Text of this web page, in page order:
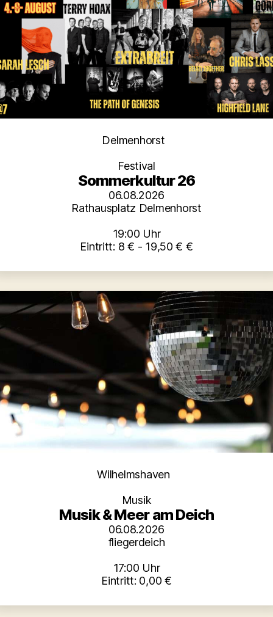
Kategorien
Delmenhorst
Festival
Sommerkultur 26
06.08.2026
Rathausplatz Delmenhorst
19:00 Uhr
Eintritt: 8 € - 19,50 € €
Kategorien
Wilhelmshaven
Musik
Musik & Meer am Deich
06.08.2026
fliegerdeich
17:00 Uhr
Eintritt: 0,00 €